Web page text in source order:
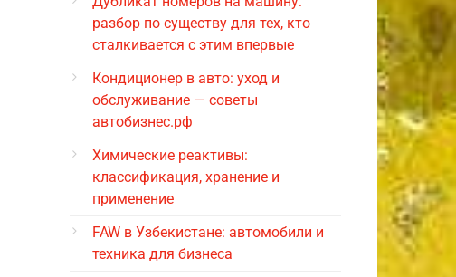
разбор по существу для тех, кто
сталкивается с этим впервые
Кондиционер в авто: уход и
обслуживание — советы
автобизнес.рф
Химические реактивы:
классификация, хранение и
применение
FAW в Узбекистане: автомобили и
техника для бизнеса